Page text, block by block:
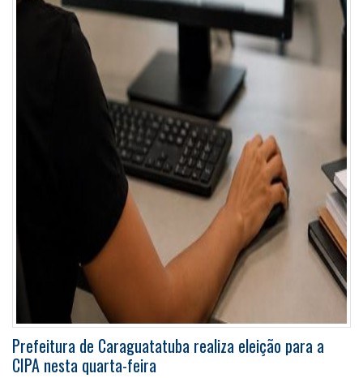
Prefeitura de Caraguatatuba realiza eleição para a
CIPA nesta quarta-feira